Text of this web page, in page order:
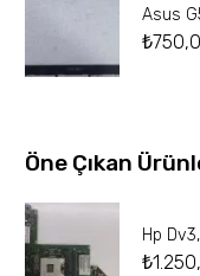
Asus
₺
Öne Çıkan
Hp
₺